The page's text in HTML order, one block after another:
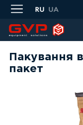
Skip to main content
Пакування
пакет